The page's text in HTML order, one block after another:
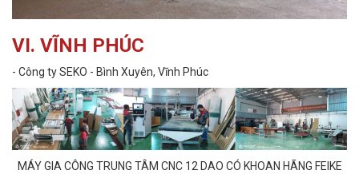
VI. VĨNH PHÚC
- Công ty SEKO - Bình Xuyên, Vĩnh Phúc
MÁY GIA CÔNG TRUNG TÂM CNC 12 DAO CÓ KHOAN HÃNG FEIKE